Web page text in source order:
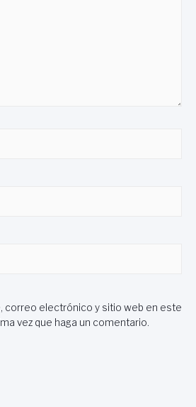
correo electrónico y sitio web en este
vez que haga un comentario.